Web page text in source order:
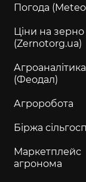
Погода
Ціни на зерно
(Zernotorg.ua)
Агроаналітика
(Феодал)
Агроробота
Біржа
Маркетплейс
агронома